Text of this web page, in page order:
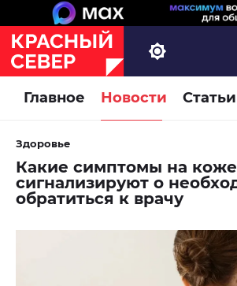
Главное Новости Статьи
Здоровье
Какие симптомы на коже
сигнализируют о
обратиться к врачу